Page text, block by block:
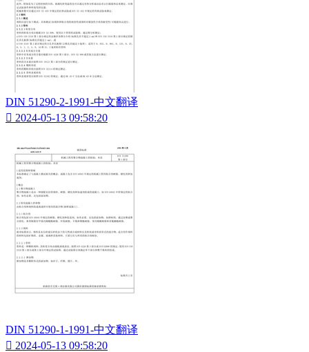
DIN 51290-2-1991-中文翻译
 2024-05-13 09:58:20
DIN 51290-1-1991-中文翻译
 2024-05-13 09:58:20